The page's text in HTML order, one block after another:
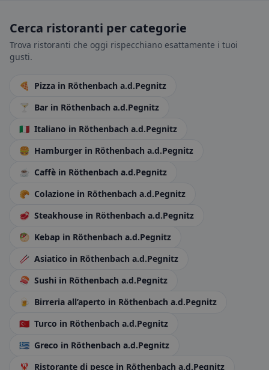
Cerca ristoranti per categorie
Trova ristoranti che oggi rispecchiano esattamente i tuoi
gusti.
🍕 Pizza in Röthenbach a.d.Pegnitz
🍸 Bar in Röthenbach a.d.Pegnitz
🇮🇹 Italiano in Röthenbach a.d.Pegnitz
🍔 Hamburger in Röthenbach a.d.Pegnitz
☕ Caffè in Röthenbach a.d.Pegnitz
🥐 Colazione in Röthenbach a.d.Pegnitz
🥩 Steakhouse in Röthenbach a.d.Pegnitz
🥙 Kebap in Röthenbach a.d.Pegnitz
🥢 Asiatico in Röthenbach a.d.Pegnitz
🍣 Sushi in Röthenbach a.d.Pegnitz
🍺 Birreria all’aperto in Röthenbach a.d.Pegnitz
🇹🇷 Turco in Röthenbach a.d.Pegnitz
🇬🇷 Greco in Röthenbach a.d.Pegnitz
🦞 Ristorante di pesce in Röthenbach a.d.Pegnitz